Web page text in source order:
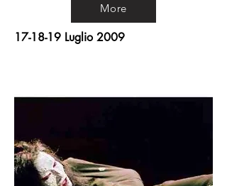
More
17-18-19 Luglio 2009